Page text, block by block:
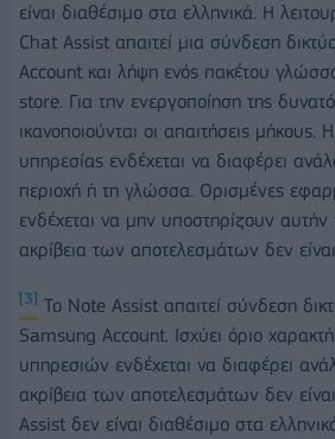
είναι διαθέσιμο στα ελληνικά. Η
Chat Assist απαιτεί μια σύνδεση
Account και λήψη ενός πακέτου
store. Για την ενεργοποίηση της
ικανοποιούνται οι απαιτήσεις μήκους.
υπηρεσίας ενδέχεται να διαφέρει
περιοχή ή τη γλώσσα. Ορισμένες
ενδέχεται να μην υποστηρίζουν αυτήν
ακρίβεια των αποτελεσμάτων δεν
[3] Το Note Assist απαιτεί σύνδεση
Samsung Account. Ισχύει όριο
υπηρεσιών ενδέχεται να διαφέρει
ακρίβεια των αποτελεσμάτων δεν
Assist δεν είναι διαθέσιμο στα